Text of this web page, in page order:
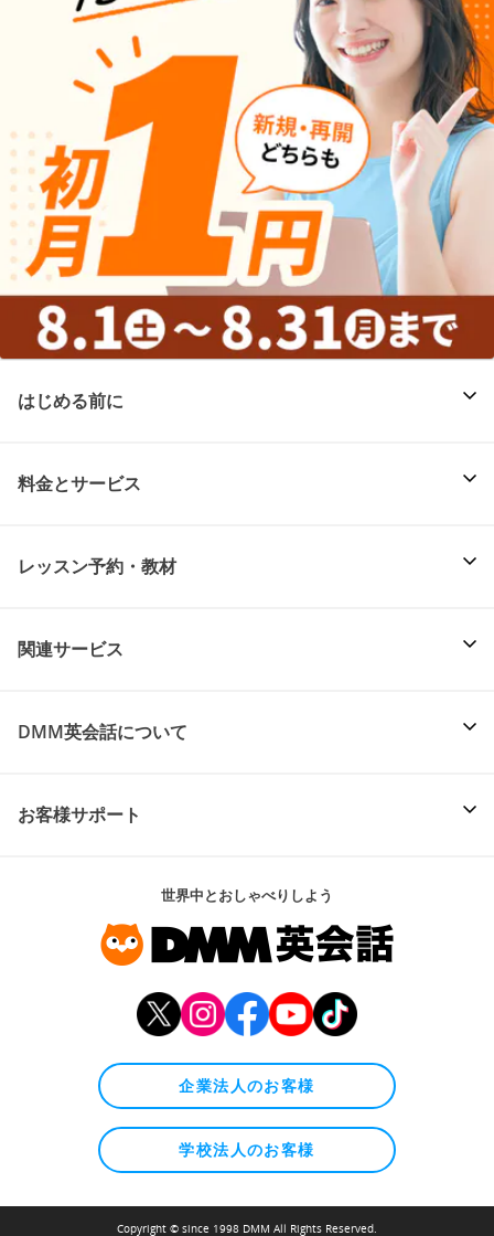
はじめる前に
料金とサービス
レッスン予約・教材
関連サービス
DMM英会話について
お客様サポート
世界中とおしゃべりしよう
企業法人のお客様
学校法人のお客様
Copyright © since 1998 DMM All Rights Reserved.